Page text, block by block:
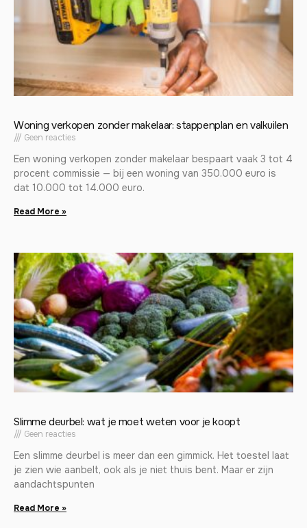
Woning verkopen zonder makelaar: stappenplan en valkuilen
Geen reacties
Een woning verkopen zonder makelaar bespaart vaak 3 tot 4
procent commissie — bij een woning van 350.000 euro is
dat 10.000 tot 14.000 euro.
Read More »
Slimme deurbel: wat je moet weten voor je koopt
Geen reacties
Een slimme deurbel is meer dan een gimmick. Het toestel laat
je zien wie aanbelt, ook als je niet thuis bent. Maar er zijn
aandachtspunten
Read More »